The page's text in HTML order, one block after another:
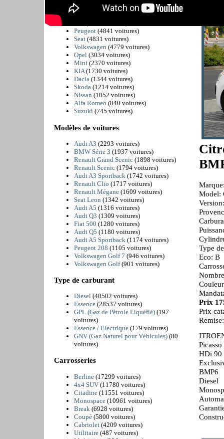
Model:
Type
Eco: B
Prix
Prix
Picasso
HDi 90
BMP6
Diesel
BMW
(6225 voitures)
Citroën
Peugeot(4841 voitures)
Seat(4831 voitures)
Volkswagen (4779 voitures)
Opel(3034 voitures)
Mini(2370 voitures)
KIA(1730 voitures)
Dacia(1344 voitures)
Skoda(1214 voitures)
Nissan (1052 voitures)
Alfa Romeo (840 voitures)
Suzuki(745 voitures)
Modèles de voitures
Audi A3 (2293 voitures)
BMW Série 3 (1937 voitures)
Renault Grand Scenic (1898 voitures)
Renault Scenic (1794 voitures)
Audi A3 Sportback (1742 voitures)
Renault Clio (1717 voitures)
Renault Mégane (1609 voitures)
Seat Leon (1342 voitures)
Audi A5 (1316 voitures)
Audi Q3 (1309 voitures)
Fiat 500 (1280 voitures)
Audi Q5 (1180 voitures)
Audi A5 Sportback (1174 voitures)
Peugeot 208 (1105 voitures)
Volkswagen Golf 7 (946 voitures)
Volkswagen Golf(901 voitures)
Type de carburant
Diesel(40502 voitures)
Essence(28537 voitures)
GPL (Gaz de Pétrole Liquéfié)(197
voitures)
Essence / Electrique(179 voitures)
GNV (Gaz Naturel pour Véhicules)(80
voitures)
Carrosseries
Berline(17299 voitures)
4x4 SUV(11780 voitures)
Citadine(11551 voitures)
Monospace(10961 voitures)
Break (6928 voitures)
Coupé(5800 voitures)
Cabriolet(4209 voitures)
Utilitaire(487 voitures)